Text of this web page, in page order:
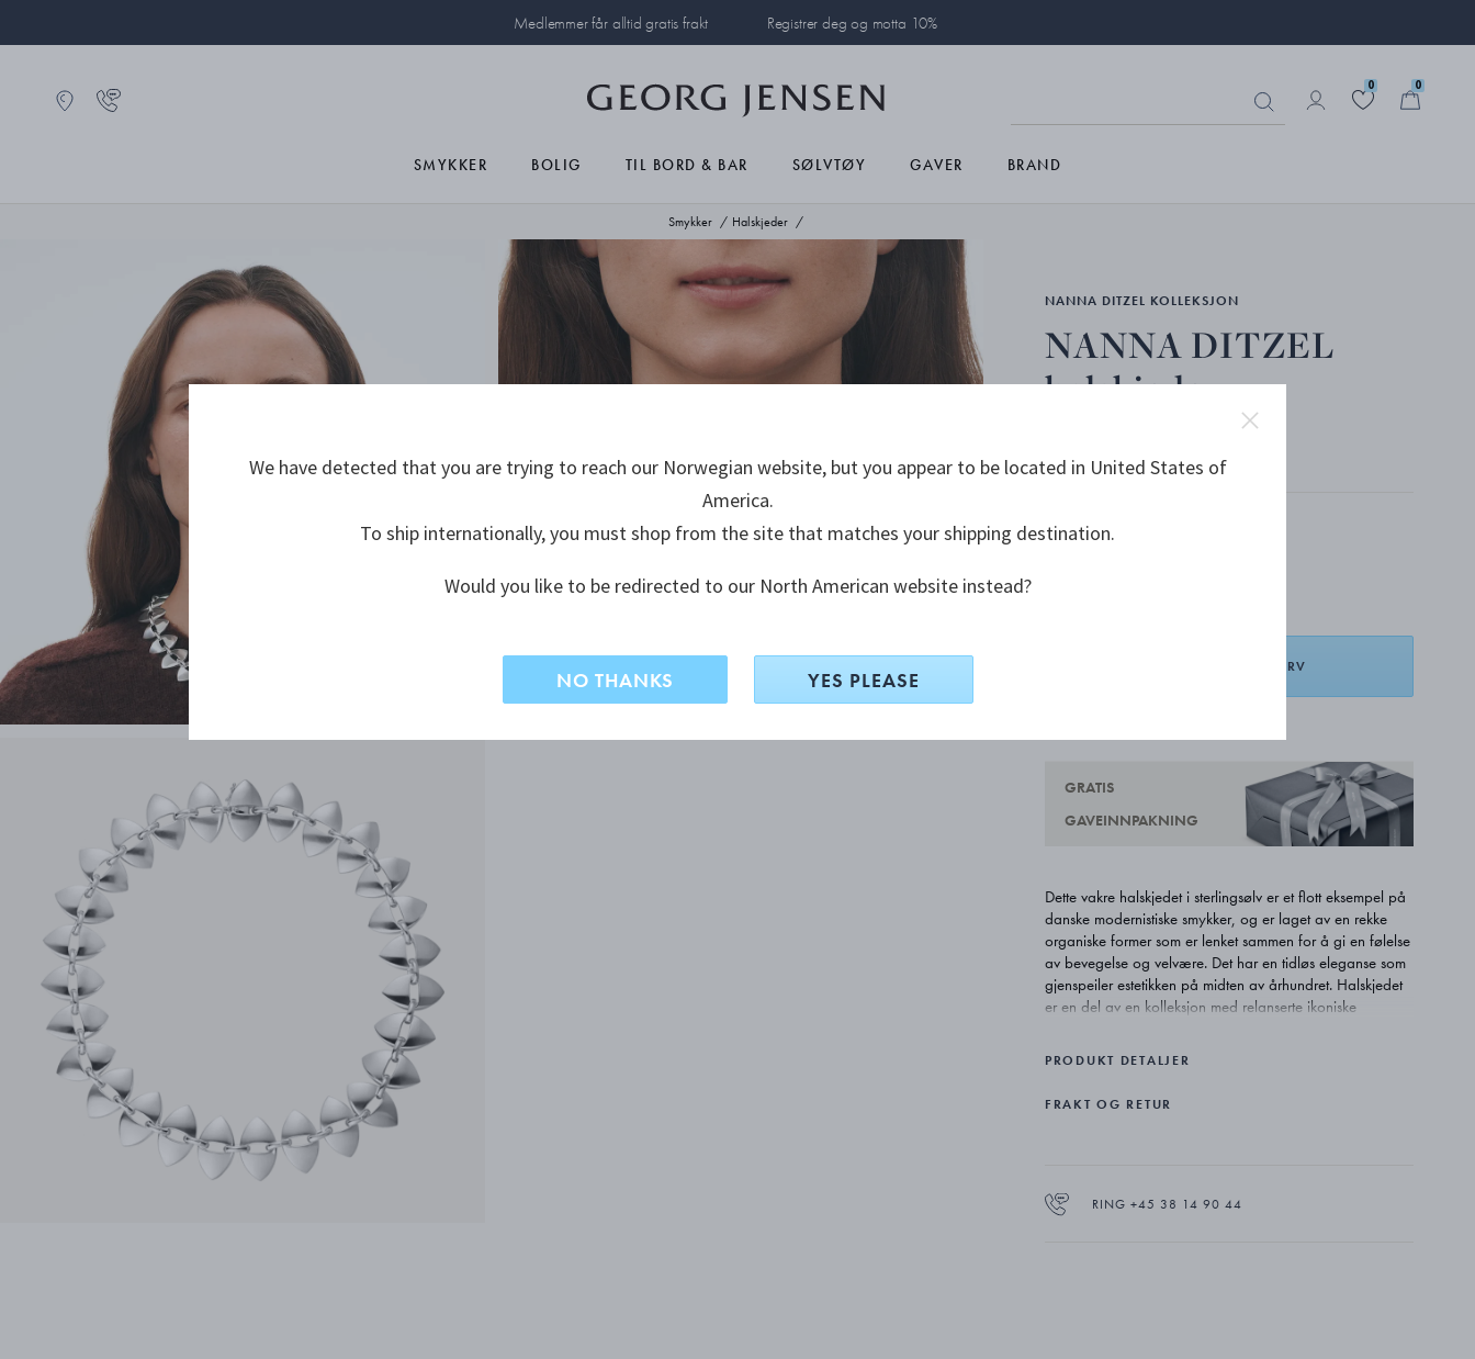
Medlemmer får alltid gratis frakt Registrer deg og motta 10%
0 0
SMYKKER BOLIG TIL BORD & BAR SØLVTØY GAVER BRAND
Smykker Halskjeder
NANNA DITZEL KOLLEKSJON
NANNA DITZEL
halskjede
STERLINGSØLV
LEGG I HANDLEKURV
GRATIS
GAVEINNPAKNING
Dette vakre halskjedet i sterlingsølv er et flott eksempel på
danske modernistiske smykker, og er laget av en rekke
organiske former som er lenket sammen for å gi en følelse
av bevegelse og velvære. Det har en tidløs eleganse som
gjenspeiler estetikken på midten av århundret. Halskjedet
er en del av en kolleksjon med relanserte ikoniske
første kvinnen som designet smykker for Georg Jensen. I
Georg Jensen.
PRODUKT DETALJER
FRAKT OG RETUR
RING +45 38 14 90 44
We have detected that you are trying to reach our Norwegian website, but you appear to be located in United States of
America.
To ship internationally, you must shop from the site that matches your shipping destination.
Would you like to be redirected to our North American website instead?
NO THANKS YES PLEASE